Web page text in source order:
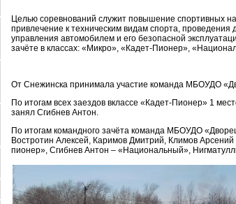
Целью соревнований служит повышение спортивных
привлечение к техническим видам спорта,
управления автомобилем и его безопасной
зачёте в классах: «Микро», «Кадет-Пионер»,
От Снежинска принимала участие команда МБОУДО
По итогам всех заездов вклассе «Кадет-Пионер» 1
занял Сгибнев Антон.
По итогам командного зачёта команда МБОУДО
Востротин Алексей, Каримов Дмитрий, Климов
пионер», Сгибнев Антон – «Национальный»,